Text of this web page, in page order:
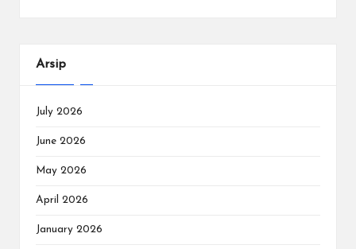
Arsip
July 2026
June 2026
May 2026
April 2026
January 2026